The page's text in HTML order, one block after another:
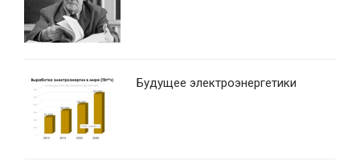
Будущее электроэнергетики